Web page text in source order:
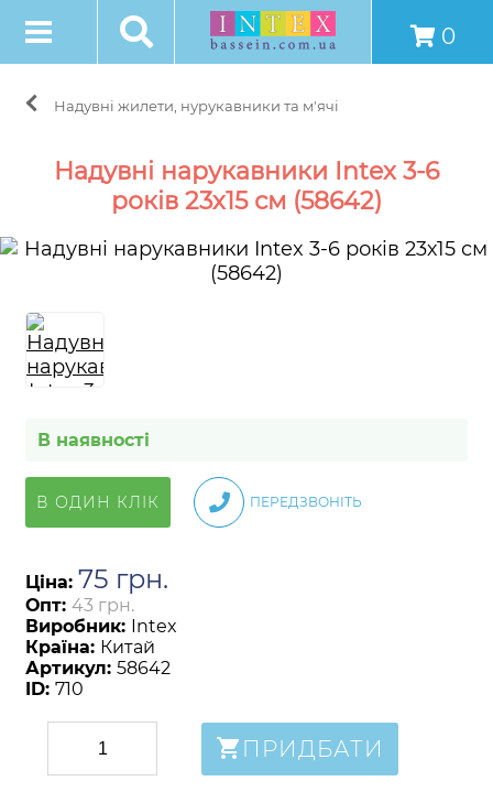
0
Надувні жилети, нурукавники та м'ячі
Надувні нарукавники Intex 3-6
років 23х15 см (58642)
В наявності
В ОДИН КЛІК ПЕРЕДЗВОНІТЬ
Ціна: 75 грн.
Опт: 43 грн.
Виробник: Intex
Країна: Китай
Артикул: 58642
ID: 710
ПРИДБАТИ